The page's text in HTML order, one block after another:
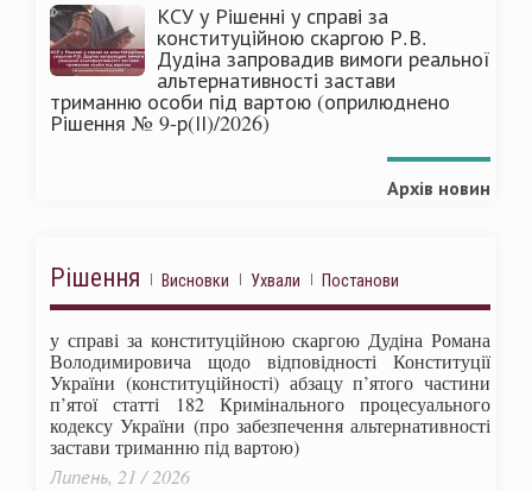
КСУ у Рішенні у справі за
конституційною скаргою Р.В.
Дудіна запровадив вимоги реальної
альтернативності застави
триманню особи під вартою (оприлюднено
Рішення № 9-р(ІІ)/2026)
Архів новин
Рішення Висновки Ухвали Постанови
у справі за конституційною скаргою Дудіна Романа
Володимировича щодо відповідності Конституції
України (конституційності) абзацу п’ятого частини
п’ятої статті 182 Кримінального процесуального
кодексу України (про забезпечення альтернативності
застави триманню під вартою)
Липень, 21 / 2026